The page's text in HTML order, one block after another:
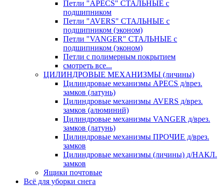
Петли "APECS" СТАЛЬНЫЕ с
подшипником
Петли "AVERS" СТАЛЬНЫЕ с
подшипником (эконом)
Петли "VANGER" СТАЛЬНЫЕ с
подшипником (эконом)
Петли с полимерным покрытием
смотреть все...
ЦИЛИНДРОВЫЕ МЕХАНИЗМЫ (личины)
Цилиндровые механизмы APECS д/врез.
замков (латунь)
Цилиндровые механизмы AVERS д/врез.
замков (алюминий)
Цилиндровые механизмы VANGER д/врез.
замков (латунь)
Цилиндровые механизмы ПРОЧИЕ д/врез.
замков
Цилиндровые механизмы (личины) д/НАКЛ.
замков
Ящики почтовые
Всё для уборки снега